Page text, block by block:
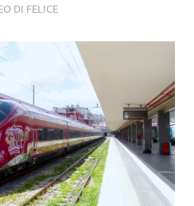
DI FELICE